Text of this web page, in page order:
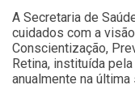
A Secretaria de
cuidados com a
Conscientização,
Retina, instituída
anualmente na